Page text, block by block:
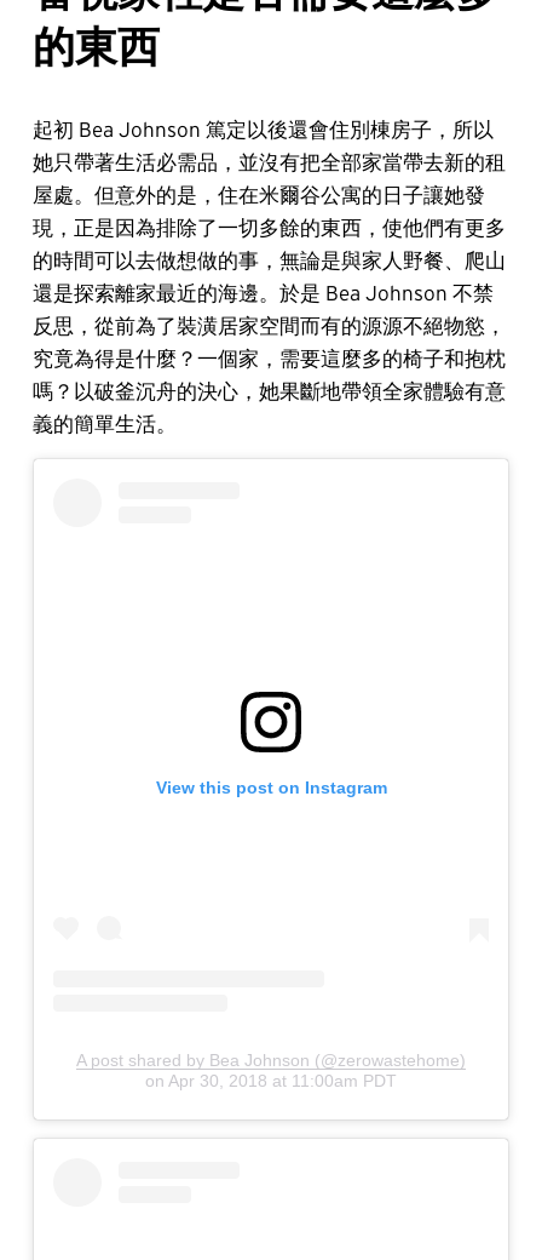
的東西
起初 Bea Johnson 篤定以後還會住別棟房子，所以
她只帶著生活必需品，並沒有把全部家當帶去新的租
屋處。但意外的是，住在米爾谷公寓的日子讓她發
現，正是因為排除了一切多餘的東西，使他們有更多
的時間可以去做想做的事，無論是與家人野餐、爬山
還是探索離家最近的海邊。於是 Bea Johnson 不禁
反思，從前為了裝潢居家空間而有的源源不絕物慾，
究竟為得是什麼？一個家，需要這麼多的椅子和抱枕
嗎？以破釜沉舟的決心，她果斷地帶領全家體驗有意
義的簡單生活。
View this post on Instagram
A post shared by Bea Johnson (@zerowastehome)
on Apr 30, 2018 at 11:00am PDT